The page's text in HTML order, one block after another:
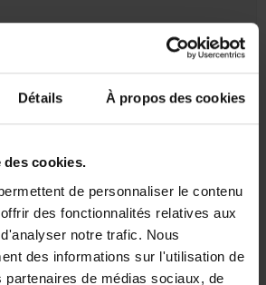
Détails À propos des cookies
cookies.
de personnaliser le contenu
des fonctionnalités relatives aux
notre trafic. Nous
des informations sur l'utilisation de
partenaires de médias sociaux, de
aériens.
sur les roues arrière pour une utilisation